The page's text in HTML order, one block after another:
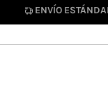
ENVÍO